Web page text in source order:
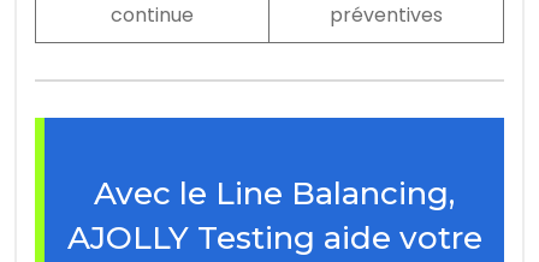
continue
préventives
Avec le Line Balancing,
AJOLLY Testing aide votre